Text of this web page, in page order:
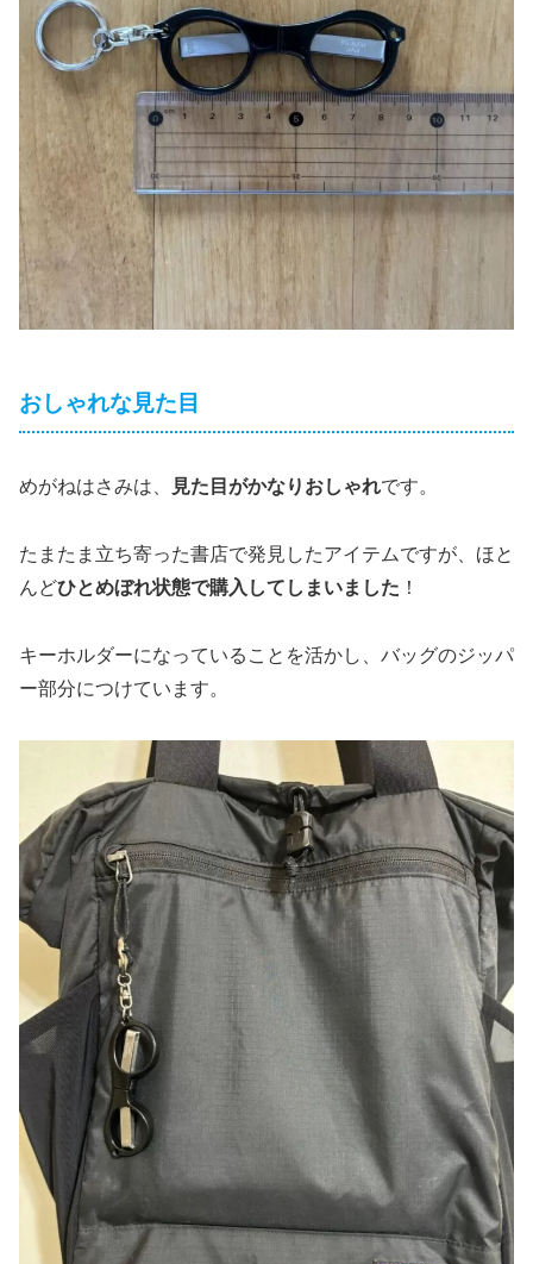
おしゃれな見た目
めがねはさみは、 見た目がかなりおしゃれです。
たまたま立ち寄った書店で発見したアイテムですが、ほと
んどひとめぼれ状態で購入してしまいました ！
キーホルダーになっていることを活かし、バッグのジッパ
ー部分につけています。